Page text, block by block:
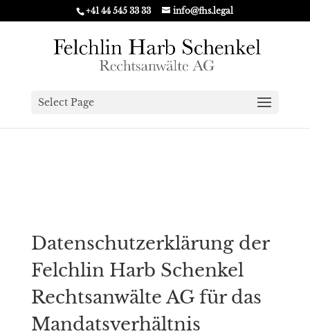
+41 44 545 33 33 info@fhs.legal
Select Page
Datenschutzerklärung der
Felchlin Harb Schenkel
Rechtsanwälte AG für das
Mandatsverhältnis